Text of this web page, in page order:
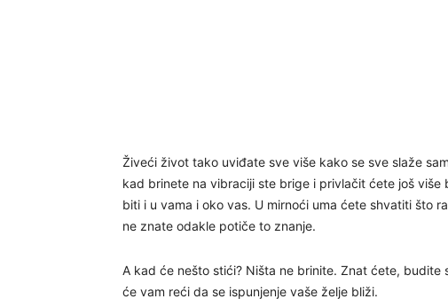
Živeći život tako uviđate sve više kako se sve slaže
kad brinete na vibraciji ste brige i privlačit ćete još
biti i u vama i oko vas. U mirnoći uma ćete shvatiti što
ne znate odakle potiče to znanje.
A kad će nešto stići? Ništa ne brinite. Znat ćete, budite
će vam reći da se ispunjenje vaše želje bliži.